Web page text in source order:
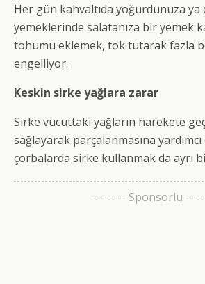
Her gün kahvaltıda yoğurdunuza ya
yemeklerinde salatanıza bir yemek
tohumu eklemek, tok tutarak fazla
engelliyor.
Keskin sirke yağlara zarar
Sirke vücuttaki yağların harekete
sağlayarak parçalanmasına
çorbalarda sirke kullanmak da ayrı
-------- Sponsorlu